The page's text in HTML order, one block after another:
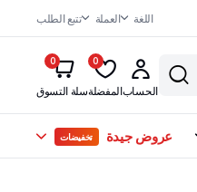
اللغة العملة تتبع الطلب
الحساب
0
المفضلة
0
سلة التسوق
عروض جيدة تخفيضات